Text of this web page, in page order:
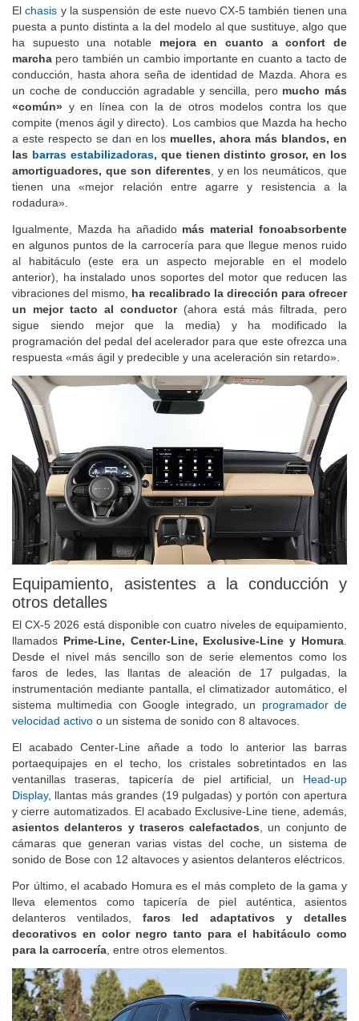
Elchasis y la suspensión de este nuevo CX-5 también tienen una
puesta a punto distinta a la del modelo al que sustituye, algo que
ha supuesto una notable mejora en cuanto a confort de
marcha pero también un cambio importante en cuanto a tacto de
conducción, hasta ahora seña de identidad de Mazda. Ahora es
un coche de conducción agradable y sencilla, pero mucho más
«común» y en línea con la de otros modelos contra los que
compite (menos ágil y directo). Los cambios que Mazda ha hecho
a este respecto se dan en los muelles, ahora más blandos, en
las barras estabilizadoras, que tienen distinto grosor, en los
amortiguadores, que son diferentes, y en los neumáticos, que
tienen una «mejor relación entre agarre y resistencia a la
rodadura».
Igualmente, Mazda ha añadido más material fonoabsorbente
en algunos puntos de la carrocería para que llegue menos ruido
al habitáculo (este era un aspecto mejorable en el modelo
anterior), ha instalado unos soportes del motor que reducen las
vibraciones del mismo, ha recalibrado la dirección para ofrecer
un mejor tacto al conductor(ahora está más filtrada, pero
sigue siendo mejor que la media) y ha modificado la
programación del pedal del acelerador para que este ofrezca una
respuesta «más ágil y predecible y una aceleración sin retardo».
Equipamiento, asistentes a la conducción y
otros detalles
El CX-5 2026 está disponible con cuatro niveles de equipamiento,
llamados Prime-Line, Center-Line, Exclusive-Line y Homura
Desde el nivel más sencillo son de serie elementos como los
faros de ledes, las llantas de aleación de 17 pulgadas, la
instrumentación mediante pantalla, el climatizador automático, el
sistema multimedia con Google integrado, un programador de
velocidad activo o un sistema de sonido con 8 altavoces.
El acabado Center-Line añade a todo lo anterior las barras
portaequipajes en el techo, los cristales sobretintados en las
ventanillas traseras, tapicería de piel artificial, un Head-up
Display, llantas más grandes (19 pulgadas) y portón con apertura
y cierre automatizados. El acabado Exclusive-Line tiene, además,
asientos delanteros y traseros calefactados , un conjunto de
cámaras que generan varias vistas del coche, un sistema de
sonido de Bose con 12 altavoces y asientos delanteros eléctricos.
Por último, el acabado Homura es el más completo de la gama y
lleva elementos como tapicería de piel auténtica, asientos
delanteros ventilados, faros led adaptativos y detalles
decorativos en color negro tanto para el habitáculo como
para la carrocería , entre otros elementos.